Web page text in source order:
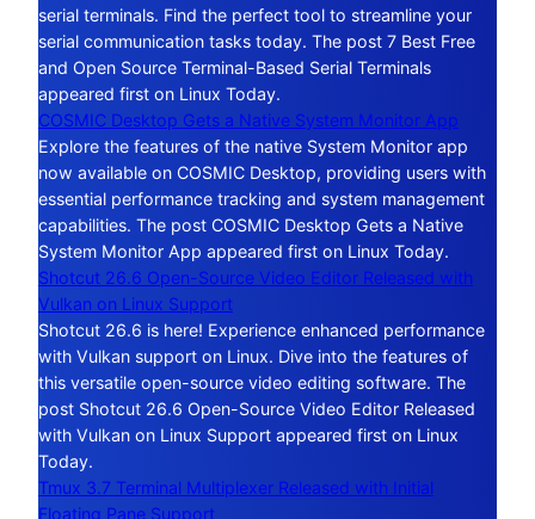
serial terminals. Find the perfect tool to streamline your
serial communication tasks today. The post 7 Best Free
and Open Source Terminal-Based Serial Terminals
appeared first on Linux Today.
COSMIC Desktop Gets a Native System Monitor App
Explore the features of the native System Monitor app
now available on COSMIC Desktop, providing users with
essential performance tracking and system management
capabilities. The post COSMIC Desktop Gets a Native
System Monitor App appeared first on Linux Today.
Shotcut 26.6 Open-Source Video Editor Released with
Vulkan on Linux Support
Shotcut 26.6 is here! Experience enhanced performance
with Vulkan support on Linux. Dive into the features of
this versatile open-source video editing software. The
post Shotcut 26.6 Open-Source Video Editor Released
with Vulkan on Linux Support appeared first on Linux
Today.
Tmux 3.7 Terminal Multiplexer Released with Initial
Floating Pane Support